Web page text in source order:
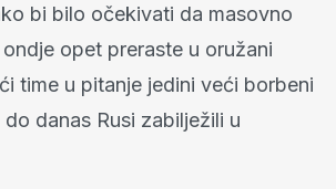
bi bilo očekivati da masovno
opet preraste u oružani
time u pitanje jedini veći borbeni
danas Rusi zabilježili u